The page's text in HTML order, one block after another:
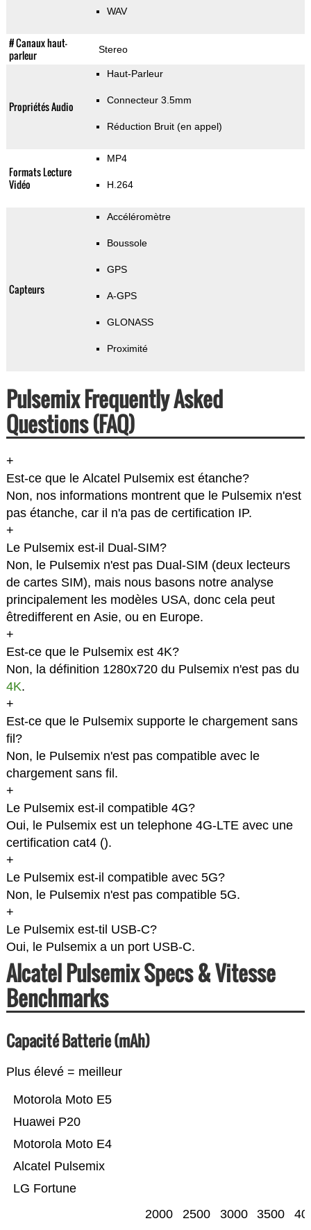
WAV
# Canaux haut-
parleur
Stereo
Propriétés Audio
Haut-Parleur
Connecteur 3.5mm
Réduction Bruit (en appel)
Formats Lecture
Vidéo
MP4
H.264
Capteurs
Accéléromètre
Boussole
GPS
A-GPS
GLONASS
Proximité
Pulsemix Frequently Asked
Questions (FAQ)
+
Est-ce que le Alcatel Pulsemix est étanche?
Non, nos informations montrent que le Pulsemix n'est
pas étanche, car il n'a pas de certification IP.
+
Le Pulsemix est-il Dual-SIM?
Non, le Pulsemix n'est pas Dual-SIM (deux lecteurs
de cartes SIM), mais nous basons notre analyse
principalement les modèles USA, donc cela peut
êtredifferent en Asie, ou en Europe.
+
Est-ce que le Pulsemix est 4K?
Non, la définition 1280x720 du Pulsemix n'est pas du
4K.
+
Est-ce que le Pulsemix supporte le chargement sans
fil?
Non, le Pulsemix n'est pas compatible avec le
chargement sans fil.
+
Le Pulsemix est-il compatible 4G?
Oui, le Pulsemix est un telephone 4G-LTE avec une
certification cat4 ().
+
Le Pulsemix est-il compatible avec 5G?
Non, le Pulsemix n'est pas compatible 5G.
+
Le Pulsemix est-til USB-C?
Oui, le Pulsemix a un port USB-C.
Alcatel Pulsemix Specs & Vitesse
Benchmarks
Capacité Batterie (mAh)
Plus élevé = meilleur
LG Fortune
Alcatel Pulsemix
Motorola Moto E4
Huawei P20
Motorola Moto E5
2000 2500 3000 3500